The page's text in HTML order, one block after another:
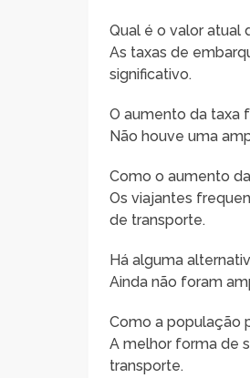
Qual é o valor atual
As taxas de
significativo.
O aumento da taxa
Não houve uma
Como o aumento
Os viajantes
de transporte.
Há alguma
Ainda não foram
Como a população
A melhor forma de
transporte.